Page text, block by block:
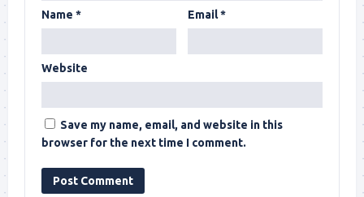
Name * Email*
Website
Save my name, email, and website in this
browser for the next time I comment.